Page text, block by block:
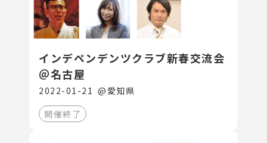
インデペンデンツクラブ新春交流会
＠名古屋
2022-01-21 @ 愛知県
開催終了